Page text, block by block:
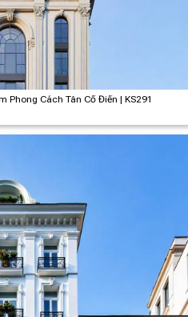
Phong Cách Tân Cổ Điển | KS291